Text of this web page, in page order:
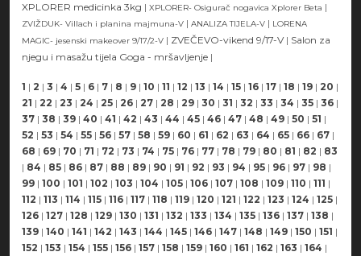
XPLORER medicinka 3kg | XPLORER- Osigurač nogavica Xplorer Beta |
ZVIŽDUK- Villach i planina majmuna-V | ANALIZA TIJELA-V | LORENA
MAGIC- jesenski makeover 9/17/2-V | ZVEČEVO-vikend 9/17-V | Salon za
njegu i masažu tijela Goga - mršavljenje |
1 | 2 | 3 | 4 | 5 | 6 | 7 | 8 | 9 | 10 | 11 | 12 | 13 | 14 | 15 | 16 | 17 | 18 | 19 | 20 |
21 | 22 | 23 | 24 | 25 | 26 | 27 | 28 | 29 | 30 | 31 | 32 | 33 | 34 | 35 | 36 |
37 | 38 | 39 | 40 | 41 | 42 | 43 | 44 | 45 | 46 | 47 | 48 | 49 | 50 | 51 |
52 | 53 | 54 | 55 | 56 | 57 | 58 | 59 | 60 | 61 | 62 | 63 | 64 | 65 | 66 | 67 |
68 | 69 | 70 | 71 | 72 | 73 | 74 | 75 | 76 | 77 | 78 | 79 | 80 | 81 | 82 | 83
| 84 | 85 | 86 | 87 | 88 | 89 | 90 | 91 | 92 | 93 | 94 | 95 | 96 | 97 | 98 |
99 | 100 | 101 | 102 | 103 | 104 | 105 | 106 | 107 | 108 | 109 | 110 | 111 |
112 | 113 | 114 | 115 | 116 | 117 | 118 | 119 | 120 | 121 | 122 | 123 | 124 | 125 |
126 | 127 | 128 | 129 | 130 | 131 | 132 | 133 | 134 | 135 | 136 | 137 | 138 |
139 | 140 | 141 | 142 | 143 | 144 | 145 | 146 | 147 | 148 | 149 | 150 | 151 |
152 | 153 | 154 | 155 | 156 | 157 | 158 | 159 | 160 | 161 | 162 | 163 | 164 |